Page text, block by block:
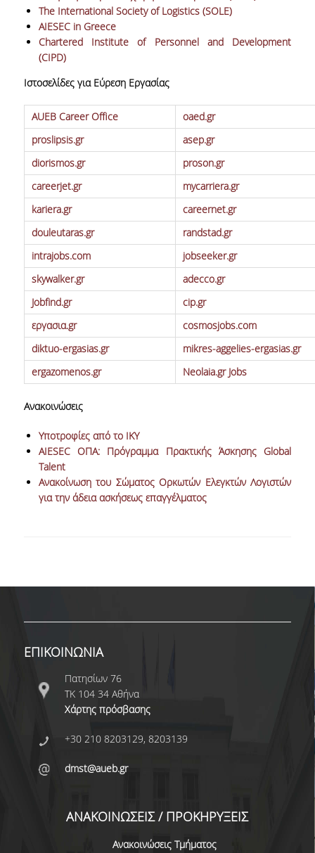
ΕΥΚΑΙΡΙΕΣ ΓΙΑ ΠΡΑΚΤΙΚΗ ΑΣΚΗΣΗ
TESTIMONIALS ΠΡΑΚΤΙΚΗΣ ΑΣΚΗΣΗΣ
TUTORS ΦΟΙΤΗΤΩΝ
ΜΕΤΑΠΤΥΧΙΑΚΕΣ ΣΠΟΥΔΕΣ
ΠΡΟΓΡΑΜΜΑΤΑ ΜΕΤΑΠΤΥΧΙΑΚΩΝ ΣΠΟΥΔΩΝ
ΔΙΔΑΚΤΟΡΙΚΟ ΠΡΟΓΡΑΜΜΑ
ΔΙΔΑΚΤΟΡΕΣ ΤΟΥ ΤΜΗΜΑΤΟΣ
ΥΠΟΨΗΦΙΟΙ ΔΙΔΑΚΤΟΡΕΣ
ΕΡΕΥΝΗΤΙΚΑ ΣΕΜΙΝΑΡΙΑ
ΠΡΟΓΡΑΜΜΑ ERASMUS+
ΜΑΘΗΜΑΤΑ ΠΟΥ ΠΡΟΣΦΕΡΕΙ ΤΟ
ΤΜΗΜΑ
ΑΝΑΚΟΙΝΩΣΕΙΣ ΠΡΟΓΡΑΜΜΑΤΟΣ
FAQS
ΠΙΣΤΟΠΟΙΗΣΗ
ΑΞΙΟΛΟΓΗΣΗ
ΑΠΟ ΠΡΟΠΤΥΧΙΑΚΟΥΣ ΦΟΙΤΗΤΕΣ
ΑΠΟ ΤΕΛΕΙΟΦΟΙΤΟΥΣ
ΑΠΟ ΜΕΤΑΠΤΥΧΙΑΚΟΥΣ
ΜΟ.ΔΙ.Π.
The International Society of Logistics (SOLE)
AIESEC in Greece
Chartered Institute of Personnel and Development
(CIPD)
Ιστοσελίδες για Εύρεση Εργασίας
AUEB Career Office
oaed.gr
proslipsis.gr
asep.gr
diorismos.gr
proson.gr
careerjet.gr
mycarriera.gr
kariera.gr
careernet.gr
douleutaras.gr
randstad.gr
intrajobs.com
jobseeker.gr
skywalker.gr
adecco.gr
Jobfind.gr
cip.gr
εργασια.gr
cosmosjobs.com
diktuo-ergasias.gr
mikres-aggelies-ergasias.gr
ergazomenos.gr
Neolaia.gr Jobs
Ανακοινώσεις
Υποτροφίες από το ΙΚΥ
AIESEC ΟΠΑ: Πρόγραμμα Πρακτικής Άσκησης Global
Talent
Ανακοίνωση του Σώματος Ορκωτών Ελεγκτών Λογιστών
για την άδεια ασκήσεως επαγγέλματος
ΕΠΙΚΟΙΝΩΝΙΑ
Πατησίων 76
ΤΚ 104 34 Αθήνα
Χάρτης πρόσβασης
+30 210 8203129, 8203139
dmst@aueb.gr
ΑΝΑΚΟΙΝΩΣΕΙΣ / ΠΡΟΚΗΡΥΞΕΙΣ
Ανακοινώσεις Τμήματος